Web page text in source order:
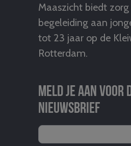
Maaszicht biedt zorg
begeleiding aan
tot 23 jaar op de
Rotterdam.
Meld je aan voor
nieuwsbrief